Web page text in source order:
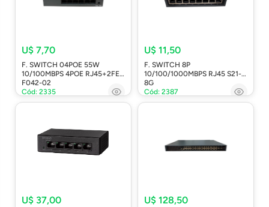
U$ 7,70
F. SWITCH 04POE 55W
10/100MBPS 4POE RJ45+2FE
F042-02
Cód: 2335
U$ 11,50
F. SWITCH 8P
10/100/1000MBPS RJ45 S21-
8G
Cód: 2387
U$ 37,00 U$ 128,50